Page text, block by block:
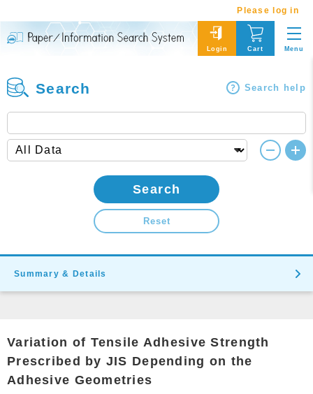
Please log in
Login Cart Menu
Search Search help
Search
Reset
Summary & Details
Variation of Tensile Adhesive Strength
Prescribed by JIS Depending on the
Adhesive Geometries